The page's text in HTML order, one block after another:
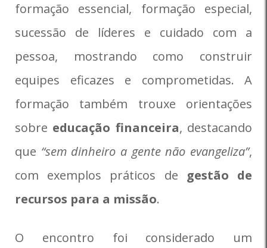
formação essencial, formação especial,
sucessão de líderes e cuidado com a
pessoa, mostrando como construir
equipes eficazes e comprometidas. A
formação também trouxe orientações
sobre educação financeira, destacando
que “sem dinheiro a gente não evangeliza”,
com exemplos práticos de gestão de
recursos para a missão.
O encontro foi considerado um